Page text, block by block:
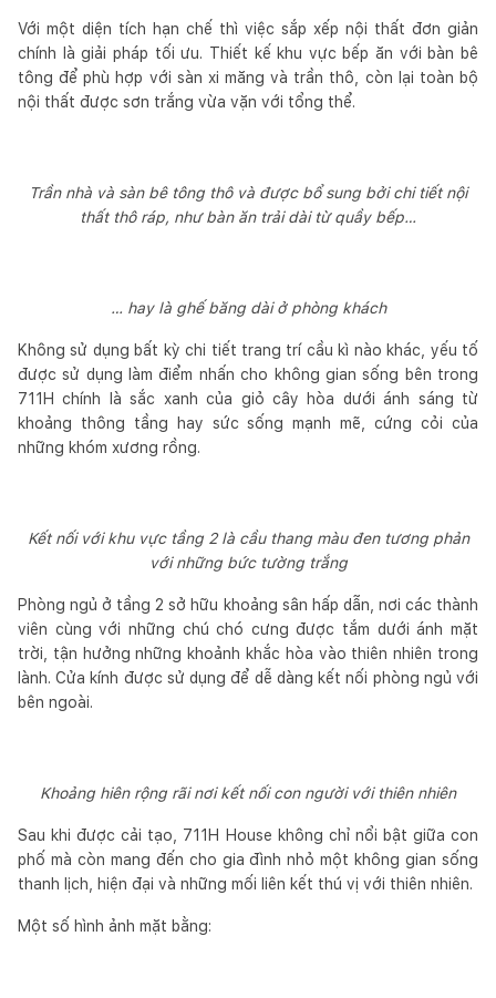
Với một diện tích hạn chế thì việc sắp xếp nội thất đơn giản
chính là giải pháp tối ưu. Thiết kế khu vực bếp ăn với bàn bê
tông để phù hợp với sàn xi măng và trần thô, còn lại toàn bộ
nội thất được sơn trắng vừa vặn với tổng thể.
Trần nhà và sàn bê tông thô và được bổ sung bởi chi tiết nội
thất thô ráp, như bàn ăn trải dài từ quầy bếp…
… hay là ghế băng dài ở phòng khách
Không sử dụng bất kỳ chi tiết trang trí cầu kì nào khác, yếu tố
được sử dụng làm điểm nhấn cho không gian sống bên trong
711H chính là sắc xanh của giỏ cây hòa dưới ánh sáng từ
khoảng thông tầng hay sức sống mạnh mẽ, cứng cỏi của
những khóm xương rồng.
Kết nối với khu vực tầng 2 là cầu thang màu đen tương phản
với những bức tường trắng
Phòng ngủ ở tầng 2 sở hữu khoảng sân hấp dẫn, nơi các thành
viên cùng với những chú chó cưng được tắm dưới ánh mặt
trời, tận hưởng những khoảnh khắc hòa vào thiên nhiên trong
lành. Cửa kính được sử dụng để dễ dàng kết nối phòng ngủ với
bên ngoài.
Khoảng hiên rộng rãi nơi kết nối con người với thiên nhiên
Sau khi được cải tạo, 711H House không chỉ nổi bật giữa con
phố mà còn mang đến cho gia đình nhỏ một không gian sống
thanh lịch, hiện đại và những mối liên kết thú vị với thiên nhiên.
Một số hình ảnh mặt bằng: